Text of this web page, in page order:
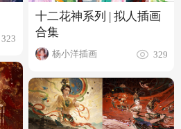
323
十二花神系列 | 拟人插画
合集
杨小洋插画 329